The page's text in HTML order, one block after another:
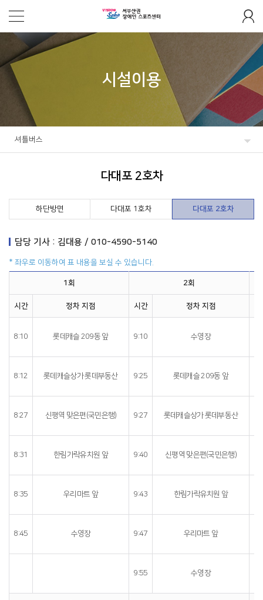
시설이용
셔틀버스
다대포 2호차
하단방면 다대포 1호차 다대포 2호차
담당 기사 : 김대용 / 010-4590-5140
1회 2회
시간 정차 지점 시간 정차 지점
8:10 롯데캐슬 209동 앞 9:10 수영장
8:12 롯데캐슬상가 롯데부동산 9:25 롯데캐슬 209동 앞
8:27 신평역 맞은편(국민은행) 9:27 롯데캐슬상가 롯데부동산
8:31 한림가락유치원 앞 9:40 신평역 맞은편(국민은행)
8:35 우리마트 앞 9:43 한림가락유치원 앞
8:45 수영장 9:47 우리마트 앞
9:55 수영장